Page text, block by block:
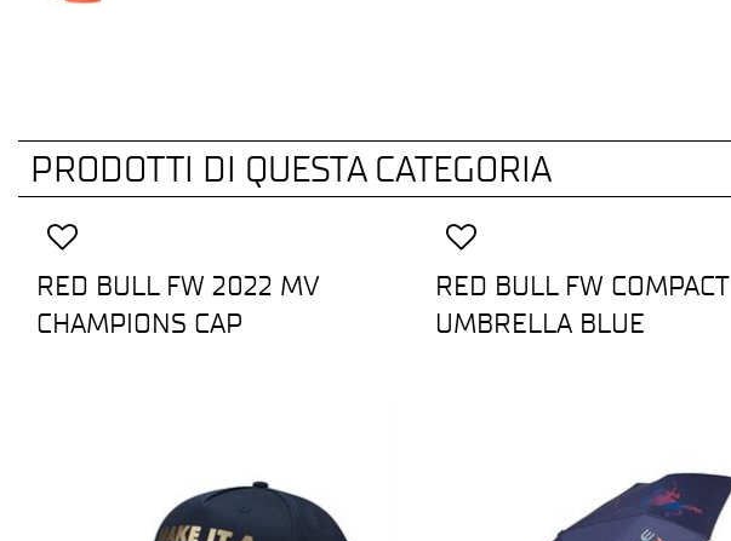
PRODOTTI DI QUESTA CATEGORIA
RED BULL FW 2022 MV
CHAMPIONS CAP
RED BULL FW COMPACT
UMBRELLA BLUE